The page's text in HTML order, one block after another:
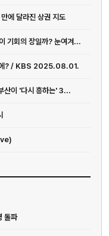
에 달라진 상권 지도
기회의 장일까? 눈여겨...
에? / KBS 2025.08.01.
산이 '다시 흥하는' 3...
돌파